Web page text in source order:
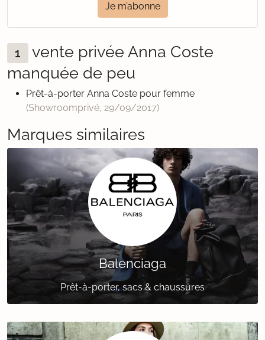
Je m’abonne
1
vente privée Anna Coste
manquée de peu
Prêt-à-porter Anna Coste pour femme
(Showroomprivé, 29/09/2017)
Marques similaires
Balenciaga
Prêt-à-porter, sacs & chaussures